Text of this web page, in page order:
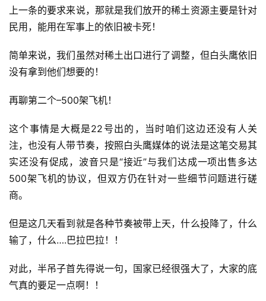
上一条的要求来说，那就是我们放开的稀土资源主要是针对
民用，能用在军事上的依旧被卡死！
简单来说，我们虽然对稀土出口进行了调整，但白头鹰依旧
没有拿到他们想要的！
再聊第二个–500架飞机！
这个事情是大概是22号出的，当时咱们这边还没有人关
注，也没有人带节奏，按照白头鹰媒体的说法是这笔交易其
实还没有促成，波音只是“接近”与我们达成一项出售多达
500架飞机的协议，但双方仍在针对一些细节问题进行磋
商。
但是这几天看到就是各种节奏被带上天，什么投降了，什么
输了，什么….巴拉巴拉！！
对此，半吊子首先得说一句，国家已经很强大了，大家的底
气真的要足一点啊！！